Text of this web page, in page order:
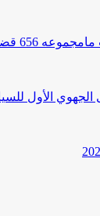
الجهوي الأول